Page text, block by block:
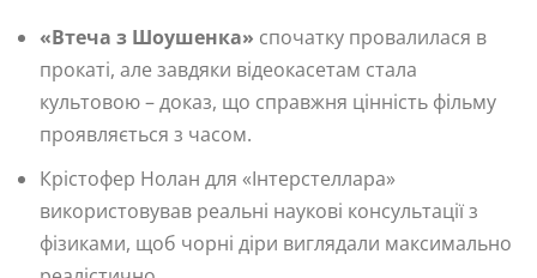
«Втеча з Шоушенка» спочатку провалилася в
прокаті, але завдяки відеокасетам стала
культовою – доказ, що справжня цінність фільму
проявляється з часом.
Крістофер Нолан для «Інтерстеллара»
використовував реальні наукові консультації з
фізиками, щоб чорні діри виглядали максимально